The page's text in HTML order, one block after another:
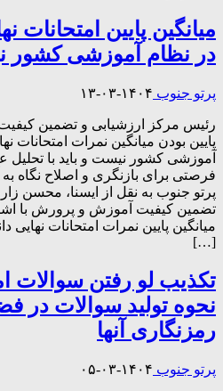
میانگین پایین امتحانات
در نظام آموزشی کشور
پرتو جنوب ۱۴۰۴-۰۳-۱۳
رئیس مرکز ارزشیابی و تضمین
پایین بودن میانگین نمرات امتحانات
آموزشی کشور نیست و باید با تحلیل
فرصتی برای بازنگری و اصلاح نگاه
پرتو جنوب به نقل از ایسنا، محسن
تضمین کیفیت آموزش و پرورش با
میانگین پایین نمرات امتحانات
[…]
تکذیب لو رفتن سوالات
نحوه تولید سوالات در
رمزنگاری آنها
پرتو جنوب ۱۴۰۴-۰۳-۰۵